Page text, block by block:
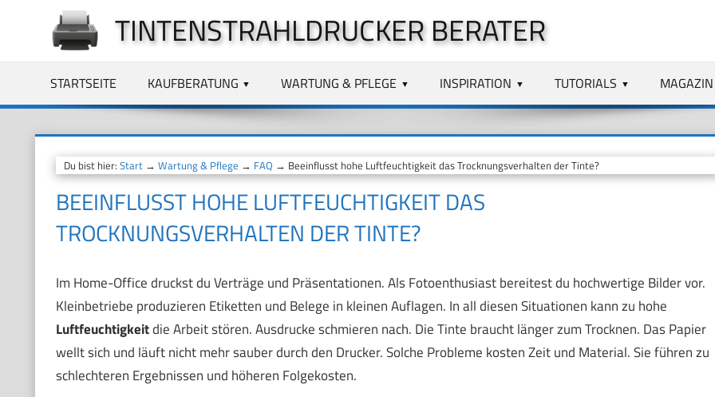
springen
TINTENSTRAHLDRUCKER BERATER
STARTSEITE KAUFBERATUNG WARTUNG & PFLEGE INSPIRATION TUTORIALS MAGAZIN
Du bist hier: Start→ Wartung & Pflege → FAQ → Beeinflusst hohe Luftfeuchtigkeit das Trocknungsverhalten der Tinte?
BEEINFLUSST HOHE LUFTFEUCHTIGKEIT DAS
TROCKNUNGSVERHALTEN DER TINTE?
Im Home-Office druckst du Verträge und Präsentationen. Als Fotoenthusiast bereitest du hochwertige Bilder vor.
Kleinbetriebe produzieren Etiketten und Belege in kleinen Auflagen. In all diesen Situationen kann zu hohe
Luftfeuchtigkeitdie Arbeit stören. Ausdrucke schmieren nach. Die Tinte braucht länger zum Trocknen. Das Papier
wellt sich und läuft nicht mehr sauber durch den Drucker. Solche Probleme kosten Zeit und Material. Sie führen zu
schlechteren Ergebnissen und höheren Folgekosten.